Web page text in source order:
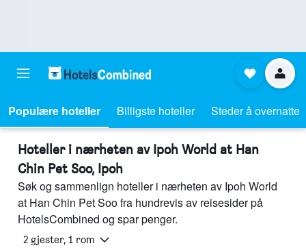
Populære hoteller Billigste hoteller Steder å overnatte
Hoteller i nærheten av Ipoh World at Han
Chin Pet Soo, Ipoh
Søk og sammenlign hoteller i nærheten av Ipoh World
at Han Chin Pet Soo fra hundrevis av reisesider på
HotelsCombined og spar penger.
2 gjester, 1 rom